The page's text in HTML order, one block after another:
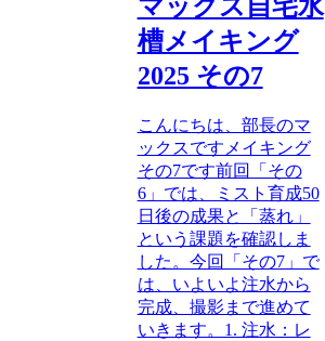
マックス自宅水
槽メイキング
2025 その7
こんにちは、部長のマ
ックスですメイキング
その7です前回「その
6」では、ミスト育成50
日後の成果と「蒸れ」
という課題を確認しま
した。今回「その7」で
は、いよいよ注水から
完成、撮影まで進めて
いきます。1. 注水：レ